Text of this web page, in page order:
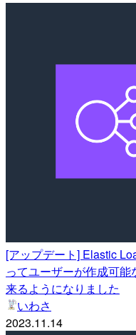
[アップデート] Elastic
ってユーザーが作成可
来るようになりました
いわさ
2023.11.14